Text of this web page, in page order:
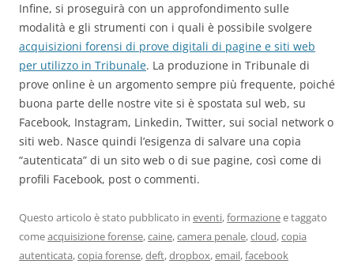
Infine, si proseguirà con un approfondimento sulle
modalità e gli strumenti con i quali è possibile svolgere
acquisizioni forensi di prove digitali di pagine e siti web
per utilizzo in Tribunale. La produzione in Tribunale di
prove online è un argomento sempre più frequente, poiché
buona parte delle nostre vite si è spostata sul web, su
Facebook, Instagram, Linkedin, Twitter, sui social network o
siti web. Nasce quindi l’esigenza di salvare una copia
“autenticata” di un sito web o di sue pagine, così come di
profili Facebook, post o commenti.
Questo articolo è stato pubblicato in eventi,formazionee taggato
comeacquisizione forense,caine,camera penale,cloud,copia
autenticata,copia forense,deft,dropbox,email,facebook